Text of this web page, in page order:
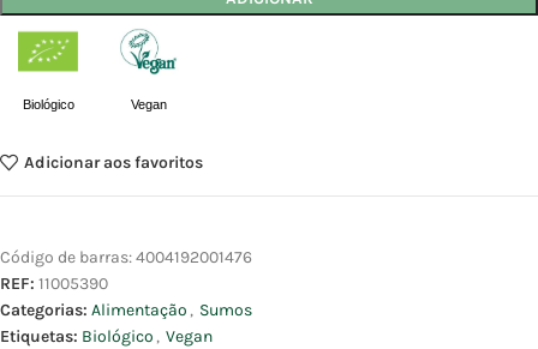
Biológico Vegan
Adicionar aos favoritos
Código de barras:4004192001476
REF: 11005390
Categorias: Alimentação , Sumos
Etiquetas: Biológico , Vegan